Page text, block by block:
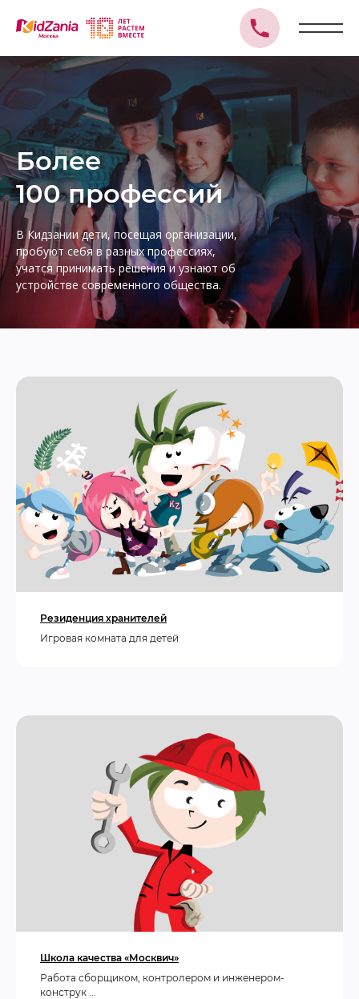
Более
100 профессий
В Кидзании дети, посещая организации,
пробуют себя в разных профессиях,
учатся принимать решения и узнают об
устройстве современного общества.
Резиденция хранителей
Игровая комната для детей
Школа качества «Москвич»
Работа сборщиком, контролером и инженером-
конструк ...